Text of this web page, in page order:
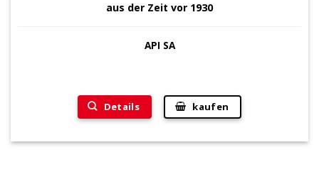
aus der Zeit vor 1930
API SA
Details kaufen